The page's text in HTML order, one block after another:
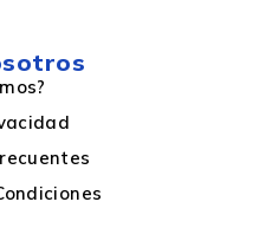
Toma de entrada de CC